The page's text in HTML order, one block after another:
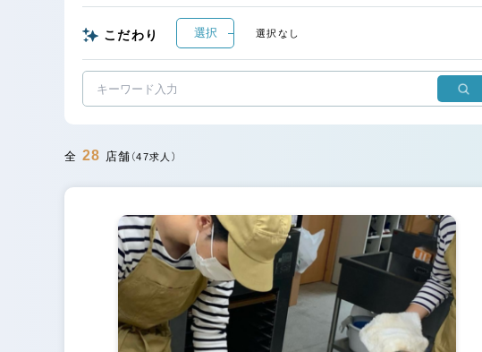
こだわり 選択 選択なし
全 28 店舗 （47求人）